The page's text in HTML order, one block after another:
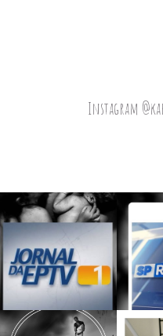
Instagram